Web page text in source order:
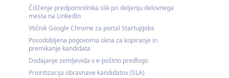
Čiščenje predpomnilnika slik pri deljenju delovnega
mesta na LinkedIn
Vtičnik Google Chrome za portal StartupJobs
Posodobljena pogovorna okna za kopiranje in
premikanje kandidata
Dodajanje zemljevida v e-poštno predlogo
Prioritizacija obravnave kandidatov (SLA)